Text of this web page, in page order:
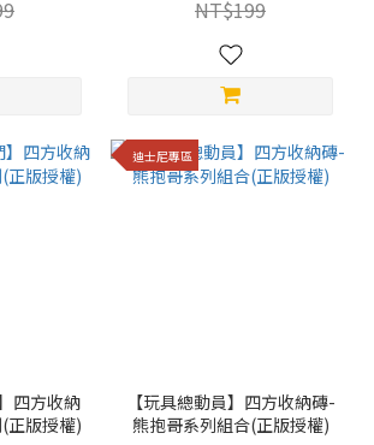
NT$199
四方收納
正版授權)
迪士尼專區
【玩具總動員】四方收納磚-
熊抱哥系列組合(正版授權)